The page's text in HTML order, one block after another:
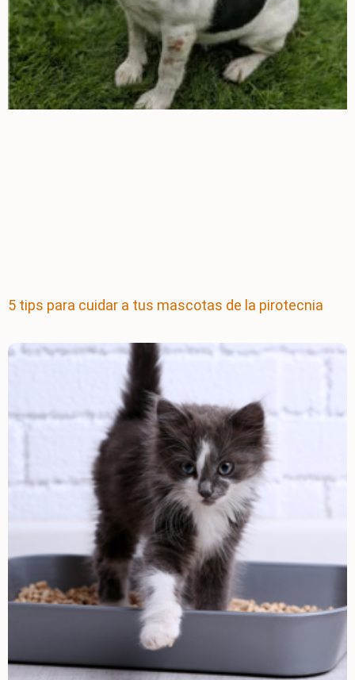
5 tips para cuidar a tus mascotas de la pirotecnia